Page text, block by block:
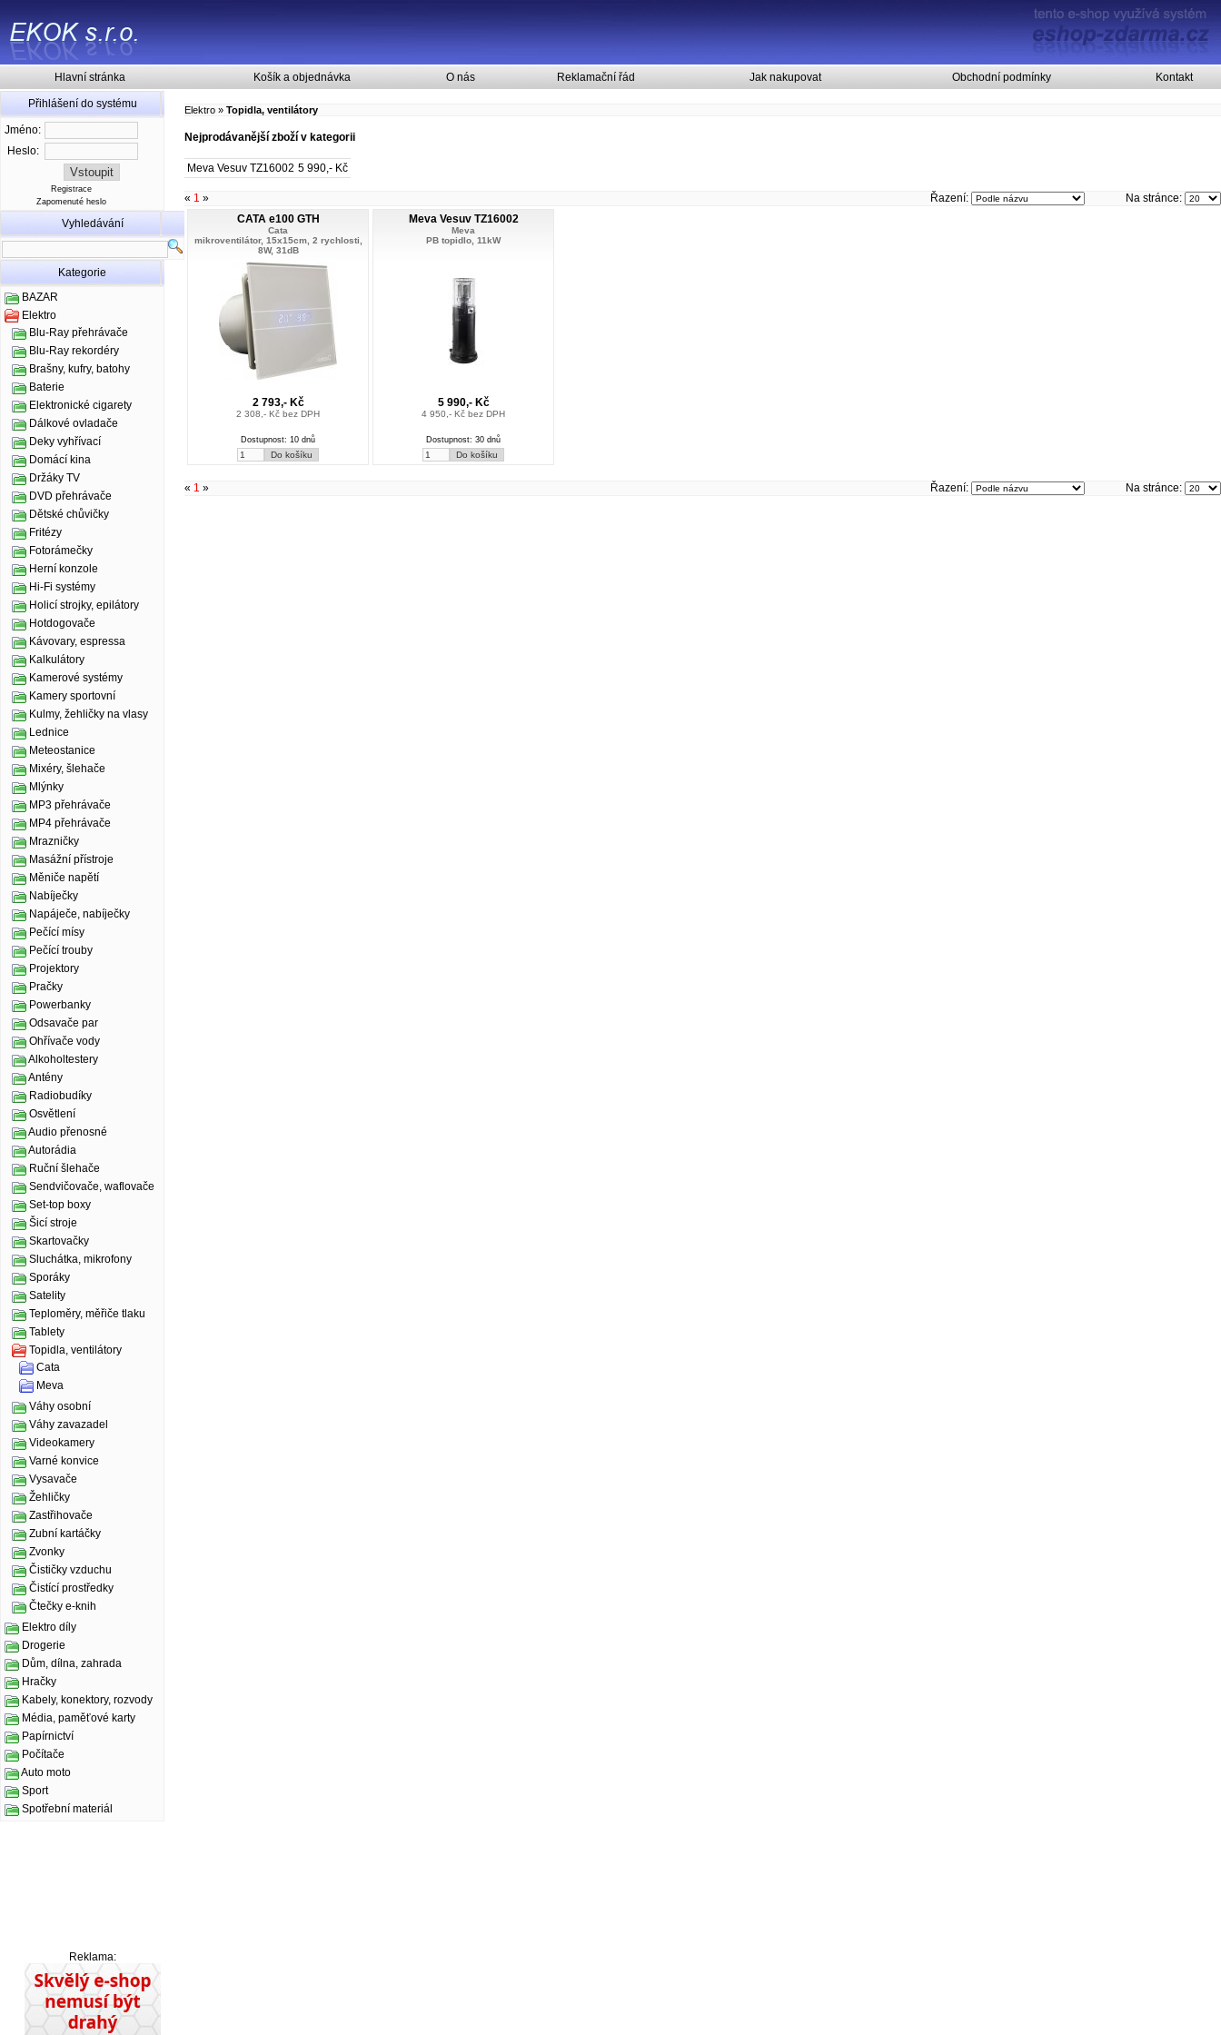
Hlavní stránka Košík a objednávka O nás Reklamační řád Jak nakupovat Obchodní podmínky Kontakt
Přihlášení do systému
Jméno:
Heslo:
Registrace
Zapomenuté heslo
Vyhledávání
Kategorie
BAZAR
Elektro
Blu-Ray přehrávače
Blu-Ray rekordéry
Brašny, kufry, batohy
Baterie
Elektronické cigarety
Dálkové ovladače
Deky vyhřívací
Domácí kina
Držáky TV
DVD přehrávače
Dětské chůvičky
Fritézy
Fotorámečky
Herní konzole
Hi-Fi systémy
Holicí strojky, epilátory
Hotdogovače
Kávovary, espressa
Kalkulátory
Kamerové systémy
Kamery sportovní
Kulmy, žehličky na vlasy
Lednice
Meteostanice
Mixéry, šlehače
Mlýnky
MP3 přehrávače
MP4 přehrávače
Mrazničky
Masážní přístroje
Měniče napětí
Nabíječky
Napáječe, nabíječky
Pečící mísy
Pečící trouby
Projektory
Pračky
Powerbanky
Odsavače par
Ohřívače vody
Alkoholtestery
Antény
Radiobudíky
Osvětlení
Audio přenosné
Autorádia
Ruční šlehače
Sendvičovače, waflovače
Set-top boxy
Šicí stroje
Skartovačky
Sluchátka, mikrofony
Sporáky
Satelity
Teploměry, měřiče tlaku
Tablety
Topidla, ventilátory
Cata
Meva
Váhy osobní
Váhy zavazadel
Videokamery
Varné konvice
Vysavače
Žehličky
Zastřihovače
Zubní kartáčky
Zvonky
Čističky vzduchu
Čistící prostředky
Čtečky e-knih
Elektro díly
Drogerie
Dům, dílna, zahrada
Hračky
Kabely, konektory, rozvody
Média, paměťové karty
Papírnictví
Počítače
Auto moto
Sport
Spotřební materiál
Reklama:
Elektro » Topidla, ventilátory
Nejprodávanější zboží v kategorii
Meva Vesuv TZ16002 5 990,- Kč
« 1 » Řazení:
Na stránce:
CATA e100 GTH
Cata
mikroventilátor, 15x15cm, 2 rychlosti,
8W, 31dB
2 793,- Kč
2 308,- Kč bez DPH
Dostupnost: 10 dnů
Meva Vesuv TZ16002
Meva
PB topidlo, 11kW
5 990,- Kč
4 950,- Kč bez DPH
Dostupnost: 30 dnů
« 1 » Řazení: Na stránce: